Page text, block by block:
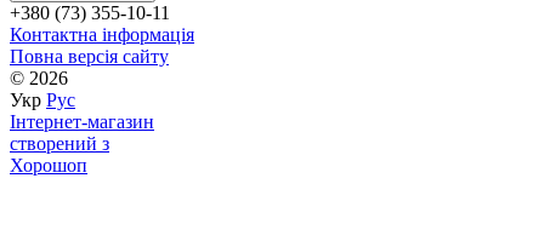
+380 (73) 355-10-11
Контактна інформація
Повна версія сайту
© 2026
Укр Рус
Інтернет-магазин
створений з
Хорошоп